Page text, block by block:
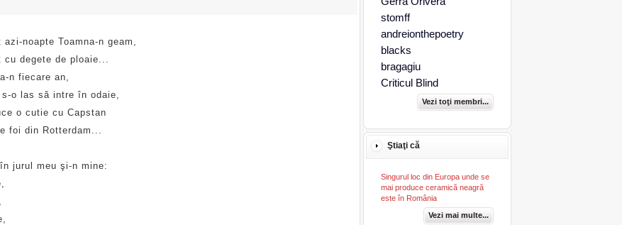
azi-noapte Toamna-n geam,
cu degete de ploaie...
n fiecare an,
s-o las să intre în odaie,
o cutie cu Capstan
foi din Rotterdam...
jurul meu şi-n mine:
stomff
andreionthepoetry
blacks
bragagiu
Criticul Blind
Vezi toţi membri...
Ştiaţi că
Singurul loc din Europa unde se
mai produce ceramică neagră
este în România
Vezi mai multe...